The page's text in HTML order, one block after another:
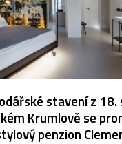
stavení z
Krumlově se
penzion